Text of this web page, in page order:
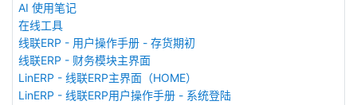
AI 使用笔记
在线工具
线联ERP - 用户操作手册 - 存货期初
线联ERP - 财务模块主界面
LinERP - 线联ERP主界面（HOME）
LinERP - 线联ERP用户操作手册 - 系统登陆